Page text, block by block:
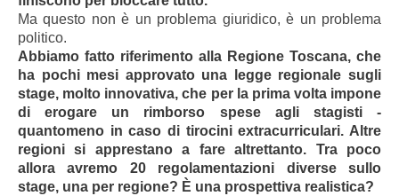
Ma questo non è un problema giuridico, è un problema
politico.
Abbiamo fatto riferimento alla Regione Toscana, che
ha pochi mesi approvato una legge regionale sugli
stage, molto innovativa, che per la prima volta impone
di erogare un rimborso spese agli stagisti -
quantomeno in caso di tirocini extracurriculari. Altre
regioni si apprestano a fare altrettanto. Tra poco
allora avremo 20 regolamentazioni diverse sullo
stage, una per regione? È una prospettiva realistica?